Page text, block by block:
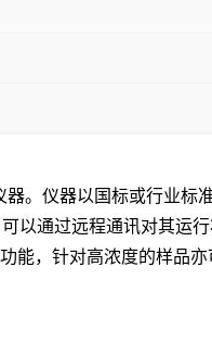
。仪器以国标或行业标
以通过远程通讯对其运
，针对高浓度的样品